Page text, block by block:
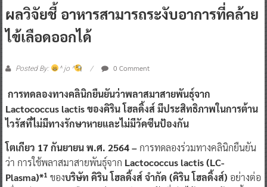
ไข้เลือดออกได้
Posted By: ^ jo ^
การทดลองทางคลินิกยืนยันว่าพลาสมาสายพันธุ์จาก
ไวรัสที่ไม่มีทางรักษาหายและไม่มีวัคซีนป้องกัน
โตเกียว 17 กันยายน พ.ศ. 2564 –การทดลองร่วมทางคลินิกยืนยัน
Plasma)*1 ของบริษัท คิริน โฮลดิ้งส์ จำกัด (คิริน โฮลดิ้งส์)อย่างต่อ
เนื่องเป็นเวลาสองเดือนจะช่วยลดจำนวนวันที่เป็นไข้ ปวดกล้ามเนื้อ
ปวดข้อ และปวดกระบอกตา ได้อย่างมีนัยสำคัญ ซึ่งอาการเหล่านี้ล้วน